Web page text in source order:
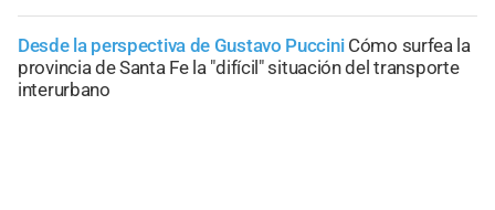
Desde la perspectiva de Gustavo Puccini Cómo surfea la
provincia de Santa Fe la "difícil" situación del transporte
interurbano